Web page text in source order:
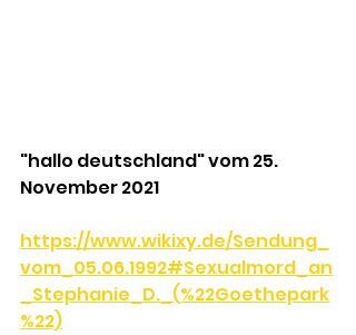
"hallo deutschland" vom 25.
November 2021
https://www.wikixy.de/Sendung_
vom_05.06.1992#Sexualmord_an
_Stephanie_D._(%22Goethepark
%22)